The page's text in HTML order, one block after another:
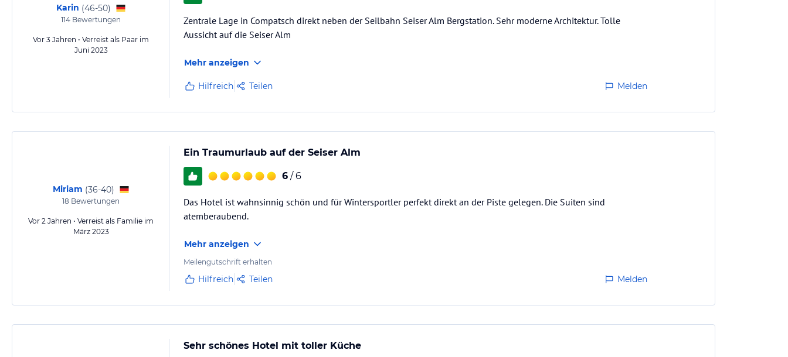
Karin (46-50)
114 Bewertungen
Vor 3 Jahren • Verreist als Paar im
Juni 2023
Zentrale Lage in Compatsch direkt neben der Seilbahn Seiser Alm Bergstation. Sehr moderne Architektur. Tolle
Aussicht auf die Seiser Alm
Mehr anzeigen
Hilfreich Teilen Melden
Miriam (36-40)
18 Bewertungen
Vor 2 Jahren • Verreist als Familie im
März 2023
Ein Traumurlaub auf der Seiser Alm
6 / 6
Das Hotel ist wahnsinnig schön und für Wintersportler perfekt direkt an der Piste gelegen. Die Suiten sind
atemberaubend.
Mehr anzeigen
Meilengutschrift erhalten
Hilfreich Teilen Melden
Sehr schönes Hotel mit toller Küche